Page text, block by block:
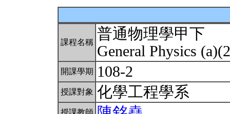
課程名稱 普通物理學甲下
General Physics
開課學期 108-2
授課對象 化學工程學系
授課教師